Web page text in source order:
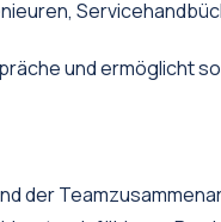
und ermöglicht
der